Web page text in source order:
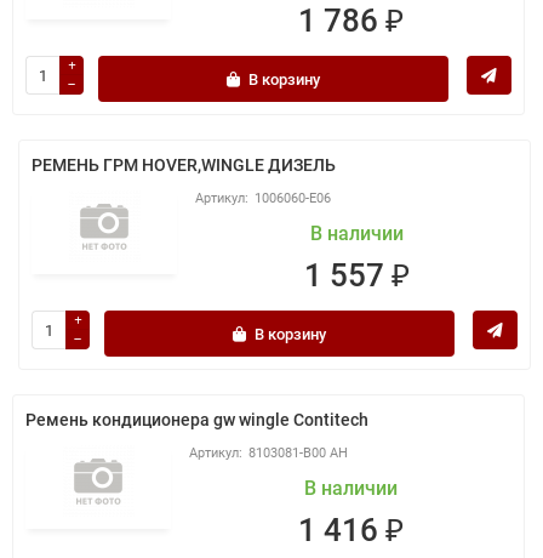
1 786 ₽
В корзину
РЕМЕНЬ ГРМ HOVER,WINGLE ДИЗЕЛЬ
1006060-E06
В наличии
1 557 ₽
В корзину
Ремень кондиционера gw wingle Contitech
8103081-B00 АН
В наличии
1 416 ₽